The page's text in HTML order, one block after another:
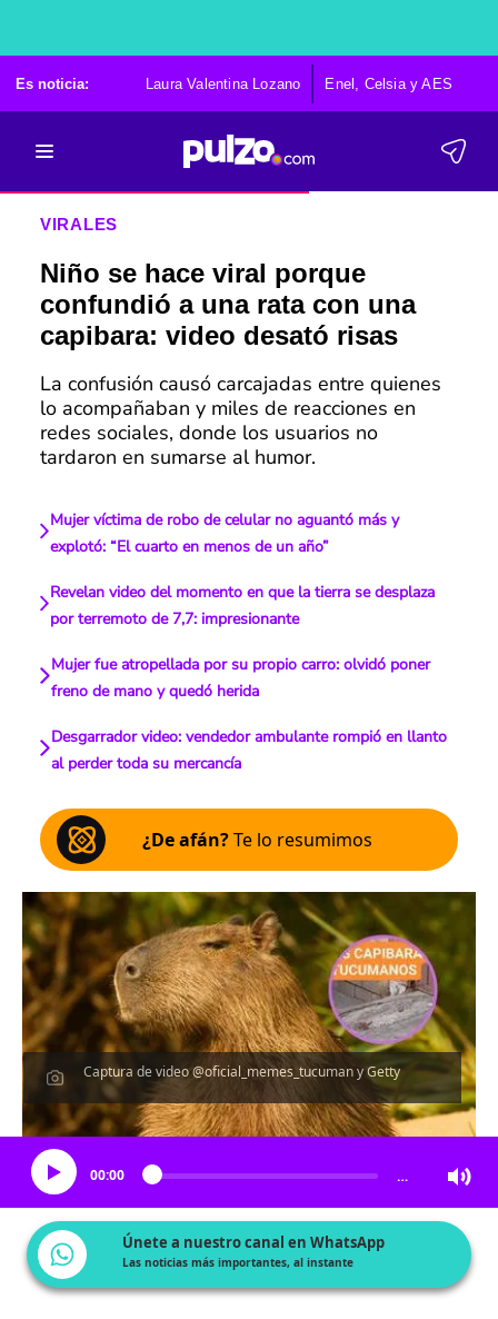
Es noticia: Laura Valentina Lozano Enel, Celsia y AES
VIRALES
Niño se hace viral porque
confundió a una rata con una
capibara: video desató risas
La confusión causó carcajadas entre quienes
lo acompañaban y miles de reacciones en
redes sociales, donde los usuarios no
tardaron en sumarse al humor.
Mujer víctima de robo de celular no aguantó más y
explotó: “El cuarto en menos de un año”
Revelan video del momento en que la tierra se desplaza
por terremoto de 7,7: impresionante
Mujer fue atropellada por su propio carro: olvidó poner
freno de mano y quedó herida
Desgarrador video: vendedor ambulante rompió en llanto
al perder toda su mercancía
¿De afán?Te lo resumimos
Captura de video @oficial_memes_tucuman y Getty
Escucha el artículo
00:00 …
Únete a nuestro canal en WhatsApp
Las noticias más importantes, al instante